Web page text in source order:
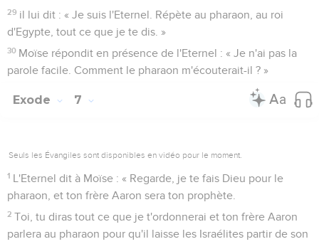
29 il lui dit : « Je suis l'Eternel. Répète au pharaon, au roi
d'Egypte, tout ce que je te dis. »
30 Moïse répondit en présence de l'Eternel : « Je n'ai pas la
parole facile. Comment le pharaon m'écouterait-il ? »
Exode 7
Seuls les Évangiles sont disponibles en vidéo pour le moment.
1 L'Eternel dit à Moïse : « Regarde, je te fais Dieu pour le
pharaon, et ton frère Aaron sera ton prophète.
2 Toi, tu diras tout ce que je t'ordonnerai et ton frère Aaron
parlera au pharaon pour qu'il laisse les Israélites partir de son